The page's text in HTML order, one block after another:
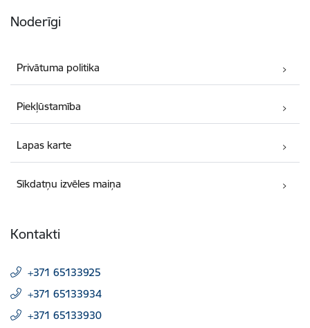
Noderīgi
Privātuma politika
Piekļūstamība
Lapas karte
Sīkdatņu izvēles maiņa
Kontakti
+371 65133925
+371 65133934
+371 65133930